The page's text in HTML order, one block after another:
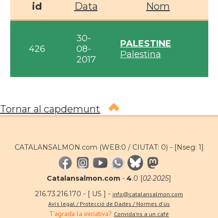
id Data Nom
426
30-
08-
2017
PALESTINE
Palestina
Tornar al capdemunt
CATALANSALMON.com (WEB:0 / CIUTAT: 0) - [Nseg: 1]
Catalansalmon.com - 4.0 [02·2025]
216.73.216.170 - [ US ] - info@catalansalmon.com
Avís legal / Protecció de Dades / Normes d'ús
T'agrada la iniciativa? Convida'ns a un café